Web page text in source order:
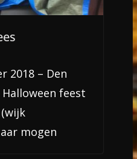
2018 – Den
feest
mogen